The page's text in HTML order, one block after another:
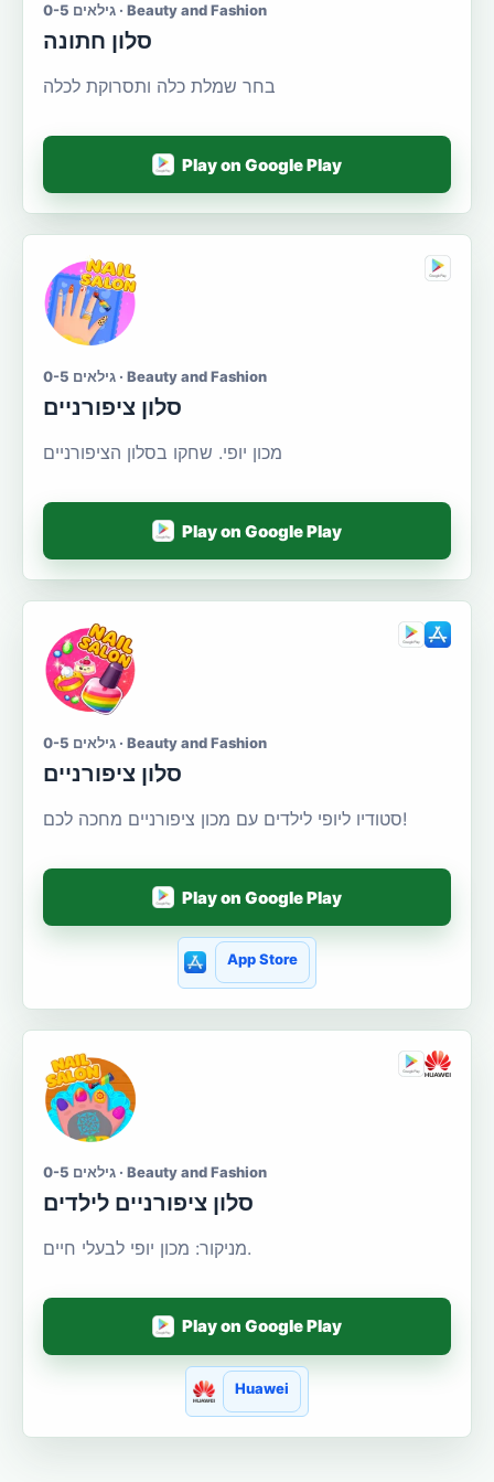
גילאים 0-5 · Beauty and Fashion
סלון חתונה
בחר שמלת כלה ותסרוקת לכלה
Play on Google Play
גילאים 0-5 · Beauty and Fashion
סלון ציפורניים
מכון יופי. שחקו בסלון הציפורניים
Play on Google Play
גילאים 0-5 · Beauty and Fashion
סלון ציפורניים
סטודיו ליופי לילדים עם מכון ציפורניים מחכה לכם!
Play on Google Play
App Store
גילאים 0-5 · Beauty and Fashion
סלון ציפורניים לילדים
מניקור: מכון יופי לבעלי חיים.
Play on Google Play
Huawei